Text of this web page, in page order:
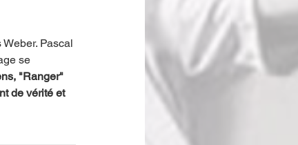
Pascal
se
"Ranger"
de vérité et